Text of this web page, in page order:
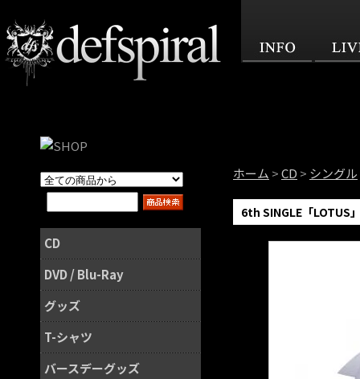
CD
DVD / Blu-Ray
グッズ
T-シャツ
バースデーグッズ
ホーム >CD > シングル
6th SINGLE「LOTUS